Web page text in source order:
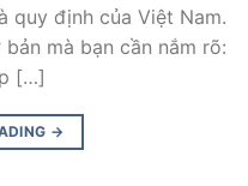
quy định của Việt Nam.
mà bạn cần nắm rõ:
[…]
→